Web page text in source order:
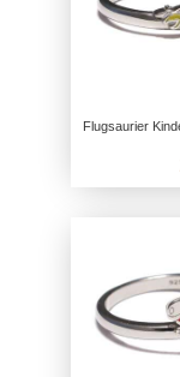
Flugsaurier Kinder Ring aus